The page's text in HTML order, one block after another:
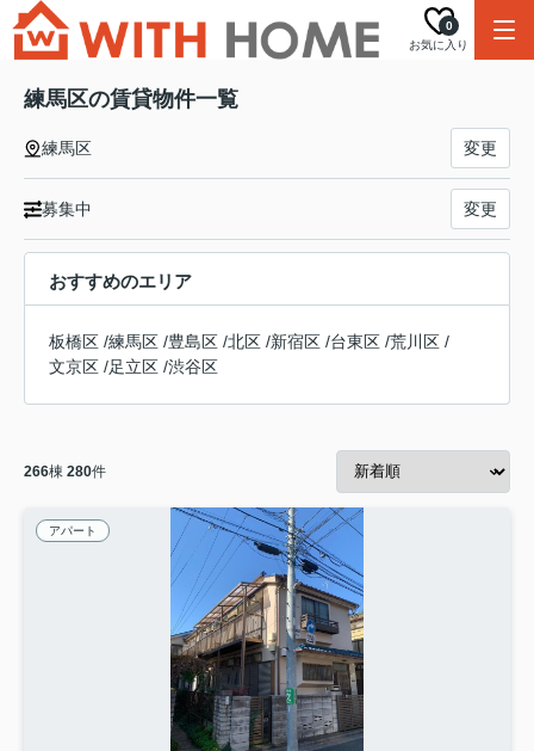
お気に入り
0
練馬区の賃貸物件一覧
練馬区 変更
募集中 変更
おすすめのエリア
板橋区 /練馬区 /豊島区 /北区 /新宿区 /台東区 /荒川区 /
文京区 /足立区 /渋谷区
266棟 280件
アパート